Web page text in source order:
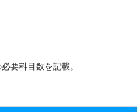
要科目数を記載。